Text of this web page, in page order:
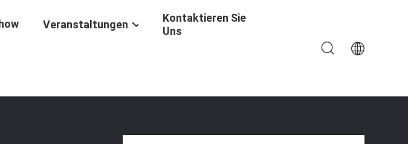
Veranstaltungen
Kontaktieren Sie
Uns